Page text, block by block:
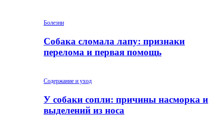
Болезни
Собака сломала лапу: признаки
перелома и первая помощь
Содержание и уход
У собаки сопли: причины насморка и
выделений из носа